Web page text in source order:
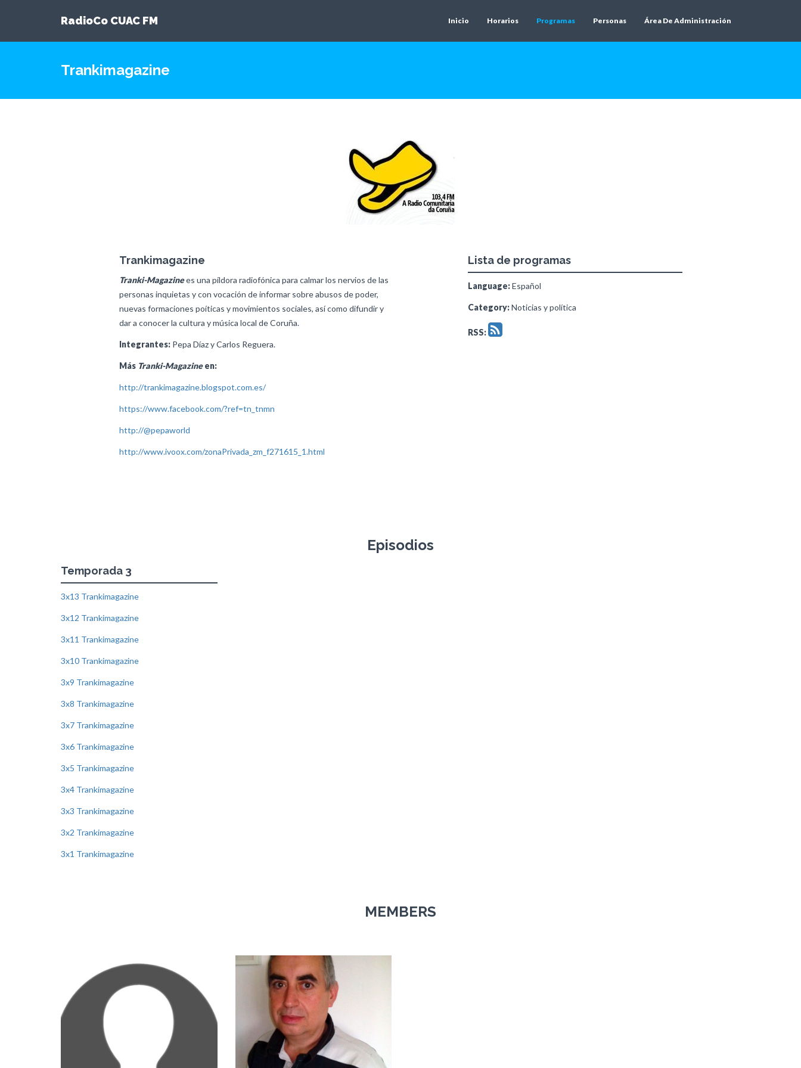
RadioCo CUAC FM Inicio Horarios Programas Personas Área De Administración
Trankimagazine
Trankimagazine
Tranki-Magazinees una píldora radiofónica para calmar los nervios de las
personas inquietas y con vocación de informar sobre abusos de poder,
nuevas formaciones poíticas y movimientos sociales, así como difundir y
dar a conocer la cultura y música local de Coruña.
Integrantes: Pepa Díaz y Carlos Reguera.
Más Tranki-Magazineen:
http://trankimagazine.blogspot.com.es/
https://www.facebook.com/?ref=tn_tnmn
http://@pepaworld
http://www.ivoox.com/zonaPrivada_zm_f271615_1.html
Lista de programas
Language:Español
Category:Noticias y política
RSS:
Episodios
Temporada 3
3x13 Trankimagazine
3x12 Trankimagazine
3x11 Trankimagazine
3x10 Trankimagazine
3x9 Trankimagazine
3x8 Trankimagazine
3x7 Trankimagazine
3x6 Trankimagazine
3x5 Trankimagazine
3x4 Trankimagazine
3x3 Trankimagazine
3x2 Trankimagazine
3x1 Trankimagazine
MEMBERS